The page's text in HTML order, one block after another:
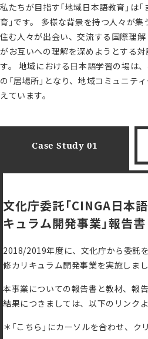
私たちが目指す「地域日本語教育」は
育」です。 多様な背景を持つ人々が
住む人々が出会い、交流する国際理
がお互いへの理解を深めようとする
す。 地域における日本語学習の場は
の「居場所」となり、地域コミュニテ
えています。
Case Study 01
文化庁委託「CINGA日本
キュラム開発事業」報告
2018/2019年度に、文化庁から委託
修カリキュラム開発事業を実施しまし
本事業についての報告書と教材、報
結果につきましては、以下のリンク
＊「こちら」にカーソルを合わせ、ク